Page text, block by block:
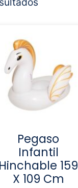
Pegaso
Infantil
Hinchable 159
X 109 Cm